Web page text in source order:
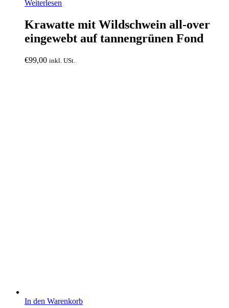
Weiterlesen
Krawatte mit Wildschwein all-over
eingewebt auf tannengrünen Fond
€99,00 inkl. USt.
In den Warenkorb